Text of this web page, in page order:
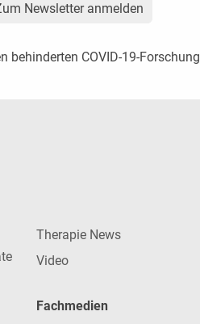
Newsletter anmelden
behinderten COVID-19-Forschung
Therapie News
Video
Fachmedien